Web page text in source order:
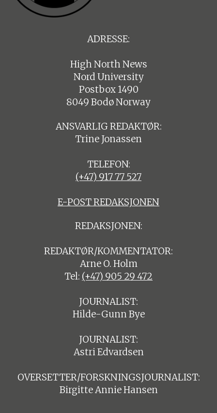
ADRESSE:
High North News
Nord University
Postbox 1490
8049 Bodø Norway
ANSVARLIG REDAKTØR:
Trine Jonassen
TELEFON:
(+47) 917 77 527
E-POST REDAKSJONEN
REDAKSJONEN:
REDAKTØR/KOMMENTATOR:
Arne O. Holm
Tel: (+47) 905 29 472
JOURNALIST:
Hilde-Gunn Bye
JOURNALIST:
Astri Edvardsen
OVERSETTER/FORSKNINGSJOURNALIST:
Birgitte Annie Hansen